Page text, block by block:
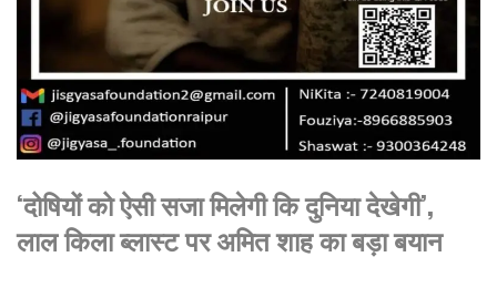
‘दोषियों को ऐसी सजा मिलेगी कि दुनिया देखेगी’,
लाल किला ब्लास्ट पर अमित शाह का बड़ा बयान